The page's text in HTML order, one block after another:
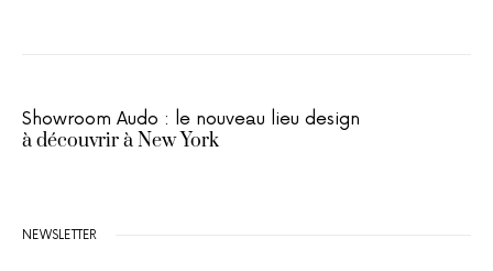
Showroom Audo : le nouveau lieu design
à découvrir à New York
NEWSLETTER